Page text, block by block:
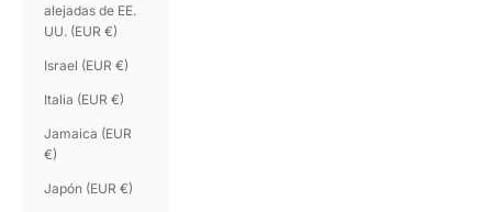
alejadas de EE.
UU. (EUR €)
Israel (EUR €)
Italia (EUR €)
Jamaica (EUR
€)
Japón (EUR €)